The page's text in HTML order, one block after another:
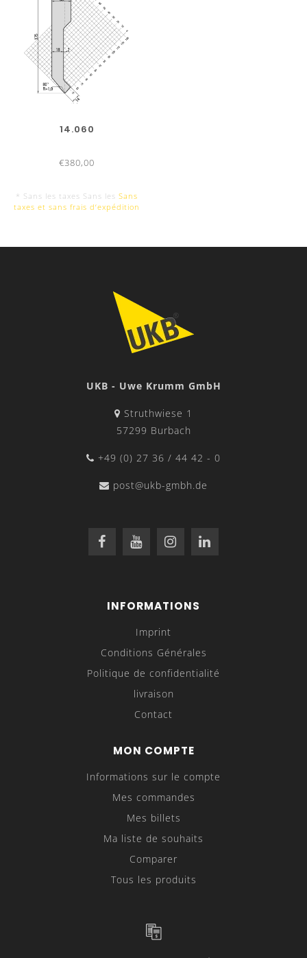
14.060
€380,00
* Sans les taxes Sans les Sans
taxes et sans frais d‘expédition
UKB - Uwe Krumm GmbH
Struthwiese 1
57299 Burbach
+49 (0) 27 36 / 44 42 - 0
post@ukb-gmbh.de
INFORMATIONS
Imprint
Conditions Générales
Politique de confidentialité
livraison
Contact
MON COMPTE
Informations sur le compte
Mes commandes
Mes billets
Ma liste de souhaits
Comparer
Tous les produits